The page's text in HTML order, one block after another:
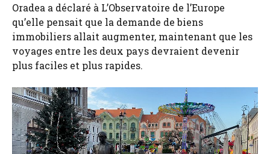
Oradea a déclaré à L’Observatoire de l’Europe
qu’elle pensait que la demande de biens
immobiliers allait augmenter, maintenant que les
voyages entre les deux pays devraient devenir
plus faciles et plus rapides.